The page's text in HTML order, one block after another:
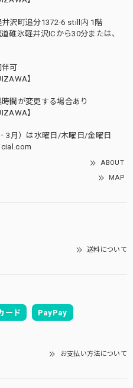
沢町追分1372-6 still内 1階
碓氷軽井沢ICから30分または、
可
】
間が変更する場合あり
】
月）は水曜日/木曜日/金曜日
ABOUT
MAP
送料について
ード PayPay
お支払い方法について